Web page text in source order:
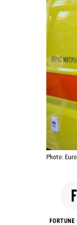
Photo:
FORTUNE